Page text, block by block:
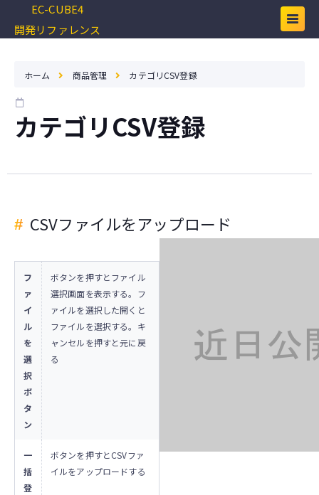
EC-CUBE4
開発リファレンス
ホーム 商品管理 カテゴリCSV登録
カテゴリCSV登録
CSVファイルをアップロード
フ
ァ
イ
ル
を
選
択
ボ
タ
ン
ボタンを押すとファイル
選択画面を表示する。フ
ァイルを選択した開くと
ファイルを選択する。キ
ャンセルを押すと元に戻
る
一
括
登
ボタンを押すとCSVファ
イルをアップロードする